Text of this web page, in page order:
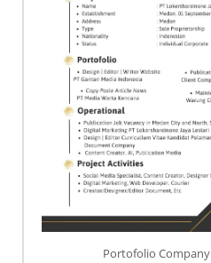
Portofolio Company